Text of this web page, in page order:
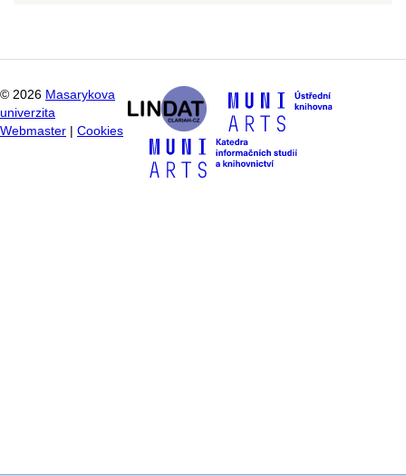
© 2026 Masarykova
univerzita
Webmaster
Cookies